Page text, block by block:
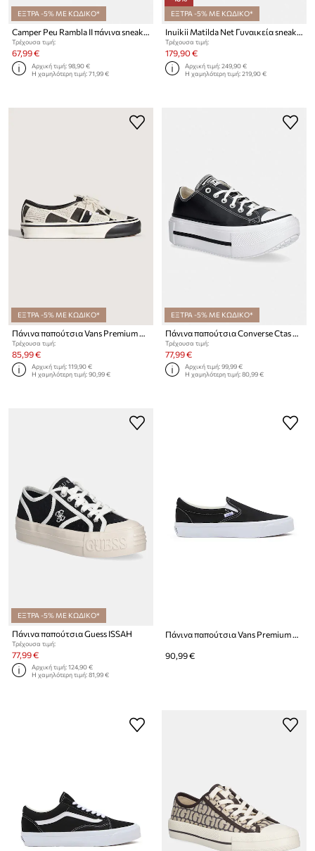
ΕΞΤΡΑ -5% ΜΕ ΚΩΔΙΚΟ*
Camper Peu Rambla II πάνινα sneakers Γυναικεία
Τρέχουσα τιμή:
67,99 €
Αρχική τιμή:98,90 €
Η χαμηλότερη τιμή:71,99 €
ΕΞΤΡΑ -5% ΜΕ ΚΩΔΙΚΟ*
Inuikii Matilda Net Γυναικεία sneakers
Τρέχουσα τιμή:
179,90 €
Αρχική τιμή:249,90 €
Η χαμηλότερη τιμή:219,90 €
ΕΞΤΡΑ -5% ΜΕ ΚΩΔΙΚΟ*
Τρέχουσα τιμή:
85,99 €
Αρχική τιμή:119,90 €
Η χαμηλότερη τιμή:90,99 €
ΕΞΤΡΑ -5% ΜΕ ΚΩΔΙΚΟ*
Τρέχουσα τιμή:
77,99 €
Αρχική τιμή:99,99 €
Η χαμηλότερη τιμή:80,99 €
ΕΞΤΡΑ -5% ΜΕ ΚΩΔΙΚΟ*
Πάνινα παπούτσια Guess ISSAH
Τρέχουσα τιμή:
77,99 €
Αρχική τιμή:124,90 €
Η χαμηλότερη τιμή:81,99 €
Πάνινα παπούτσια Vans Premium Standards Slip-On Reissue 98
90,99 €